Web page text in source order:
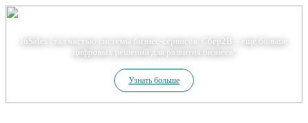
inSales стал частью системы бизнес-сервисов. Сбер2В – еще больше
цифровых решений для развития бизнеса!
Узнать больше